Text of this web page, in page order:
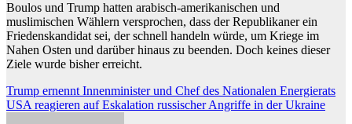
Boulos und Trump hatten arabisch-amerikanischen und
muslimischen Wählern versprochen, dass der Republikaner ein
Friedenskandidat sei, der schnell handeln würde, um Kriege im
Nahen Osten und darüber hinaus zu beenden. Doch keines dieser
Ziele wurde bisher erreicht.
Beitragsnavigation
Trump ernennt Innenminister und Chef des Nationalen Energierats
USA reagieren auf Eskalation russischer Angriffe in der Ukraine